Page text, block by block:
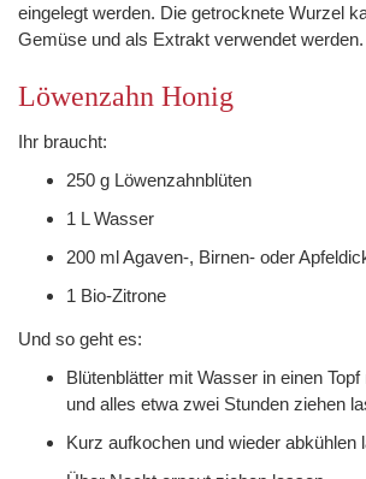
eingelegt werden. Die getrocknete Wurzel
Gemüse und als Extrakt verwendet werden.
Löwenzahn Honig
Ihr braucht:
250 g Löwenzahnblüten
1 L Wasser
200 ml Agaven-, Birnen- oder
1 Bio-Zitrone
Und so geht es:
Blütenblätter mit Wasser in einen
und alles etwa zwei Stunden ziehen
Kurz aufkochen und wieder abkühlen